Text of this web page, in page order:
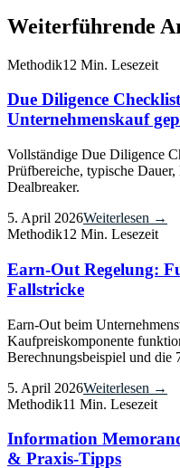
Weiterführende
Methodik12 Min. Lesezeit
Due Diligence
Unternehmenskauf
Vollständige Due Diligence
Prüfbereiche, typische
Dealbreaker.
5. April 2026Weiterlesen →
Methodik12 Min. Lesezeit
Earn-Out Regelung:
Fallstricke
Earn-Out beim
Kaufpreiskomponente
Berechnungsbeispiel und die
5. April 2026Weiterlesen →
Methodik11 Min. Lesezeit
Information
& Praxis-Tipps